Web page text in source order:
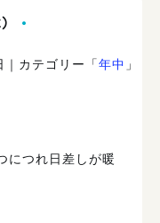
｜カテゴリー「年中 」
につれ日差しが暖